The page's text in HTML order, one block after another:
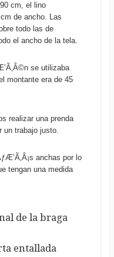
cm, el lino
de ancho. Las
todo las de
el ancho de la tela.
se utilizaba
montante era de 45
realizar una prenda
un trabajo justo.
anchas por lo
tengan una medida
de la braga
entallada